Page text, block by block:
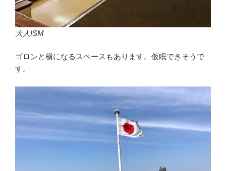
大人ISM
ゴロンと横になるスペースもあります。仮眠できそうで
す。